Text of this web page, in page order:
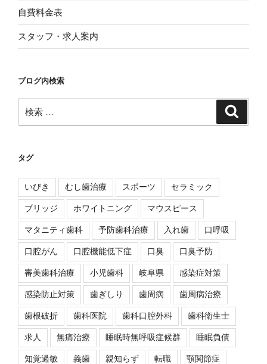
自費料金表
スタッフ・求人案内
ブログ内検索
索:
タグ
いびき むし歯治療 スポーツ セラミック
ブリッジ ホワイトニング マウスピース
マタニティ歯科 予防歯科治療 入れ歯 口呼吸
口腔がん 口腔機能低下症 口臭 口臭予防
審美歯科治療 小児歯科 岐阜県 感染症対策
感染防止対策 歯ぎしり 歯周病 歯周病治療
歯根破折 歯科医院 歯科口腔外科 歯科衛生士
求人 無痛治療 睡眠時無呼吸症候群 睡眠負債
知覚過敏 義歯 親知らず 転職 顎関節症